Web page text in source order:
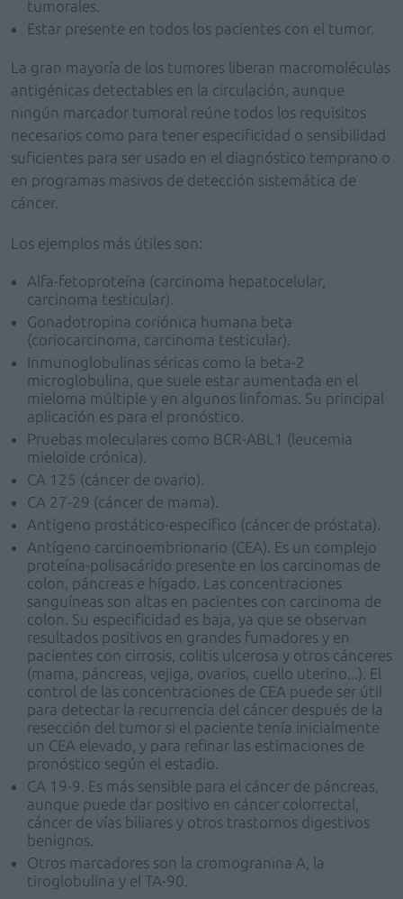
tumorales.
Estar presente en todos los pacientes con el tumor.
La gran mayoría de los tumores liberan macromoléculas
antigénicas detectables en la circulación, aunque
ningún marcador tumoral reúne todos los requisitos
necesarios como para tener especificidad o sensibilidad
suficientes para ser usado en el diagnóstico temprano o
en programas masivos de detección sistemática de
cáncer.
Los ejemplos más útiles son:
Alfa-fetoproteína (carcinoma hepatocelular,
carcinoma testicular).
Gonadotropina coriónica humana beta
(coriocarcinoma, carcinoma testicular).
Inmunoglobulinas séricas como la beta-2
microglobulina, que suele estar aumentada en el
mieloma múltiple y en algunos linfomas. Su principal
aplicación es para el pronóstico.
Pruebas moleculares como BCR-ABL1 (leucemia
mieloide crónica).
CA 125 (cáncer de ovario).
CA 27-29 (cáncer de mama).
Antígeno prostático-específico (cáncer de próstata).
Antígeno carcinoembrionario (CEA). Es un complejo
proteína-polisacárido presente en los carcinomas de
colon, páncreas e hígado. Las concentraciones
sanguíneas son altas en pacientes con carcinoma de
colon. Su especificidad es baja, ya que se observan
resultados positivos en grandes fumadores y en
pacientes con cirrosis, colitis ulcerosa y otros cánceres
(mama, páncreas, vejiga, ovarios, cuello uterino...). El
control de las concentraciones de CEA puede ser útil
para detectar la recurrencia del cáncer después de la
resección del tumor si el paciente tenía inicialmente
un CEA elevado, y para refinar las estimaciones de
pronóstico según el estadio.
CA 19-9. Es más sensible para el cáncer de páncreas,
aunque puede dar positivo en cáncer colorrectal,
cáncer de vías biliares y otros trastornos digestivos
benignos.
Otros marcadores son la cromogranina A, la
tiroglobulina y el TA-90.